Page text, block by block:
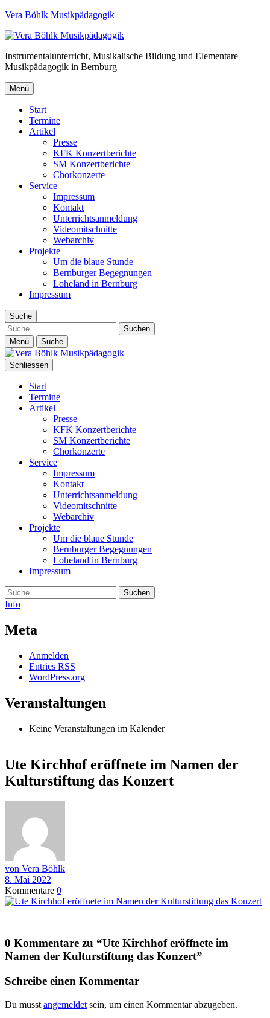
Vera Böhlk Musikpädagogik
Instrumentalunterricht, Musikalische Bildung und Elementare
Musikpädagogik in Bernburg
Menü
Start
Termine
Artikel
Presse
KFK Konzertberichte
SM Konzertberichte
Chorkonzerte
Service
Impressum
Kontakt
Unterrichtsanmeldung
Videomitschnitte
Webarchiv
Projekte
Um die blaue Stunde
Bernburger Begegnungen
Loheland in Bernburg
Impressum
Suche
Suche
Menü Suche
Schliessen
Start
Termine
Artikel
Presse
KFK Konzertberichte
SM Konzertberichte
Chorkonzerte
Service
Impressum
Kontakt
Unterrichtsanmeldung
Videomitschnitte
Webarchiv
Projekte
Um die blaue Stunde
Bernburger Begegnungen
Loheland in Bernburg
Impressum
Suche
Info
Meta
Anmelden
Entries RSS
WordPress.org
Veranstaltungen
Keine Veranstaltungen im Kalender
Ute Kirchhof eröffnete im Namen der
Kulturstiftung das Konzert
von Vera Böhlk
8. Mai 2022
Kommentare 0
0 Kommentare zu “Ute Kirchhof eröffnete im
Namen der Kulturstiftung das Konzert”
Schreibe einen Kommentar
Du musst angemeldet sein, um einen Kommentar abzugeben.